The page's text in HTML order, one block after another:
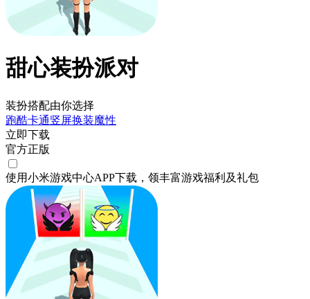
甜心装扮派对
装扮搭配由你选择
跑酷卡通竖屏换装魔性
立即下载
官方正版
使用小米游戏中心APP下载 ，领丰富游戏福利 及礼包